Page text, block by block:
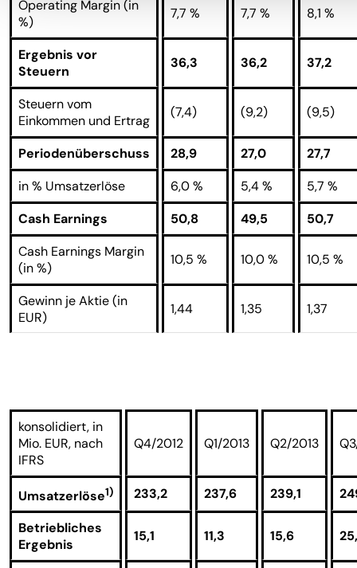
Operating Margin (in
%)
7,7 % 7,7 % 8,1 %
Ergebnis vor
Steuern
36,3 36,2 37,2
Steuern vom
Einkommen und Ertrag
(7,4) (9,2) (9,5)
Periodenüberschuss 28,9 27,0
27,7
in % Umsatzerlöse
6,0 % 5,4 %
5,7 %
Cash Earnings
50,8 49,5
50,7
Cash Earnings Margin
(in %)
10,5 % 10,0 % 10,5 %
Gewinn je Aktie (in
EUR)
1,44 1,35 1,37
konsolidiert, in
Mio. EUR, nach
IFRS
Q4/2012 Q1/2013 Q2/2013
Umsatzerlöse1) 233,2 237,6 239,1
Betriebliches
Ergebnis
15,1 11,3 15,6